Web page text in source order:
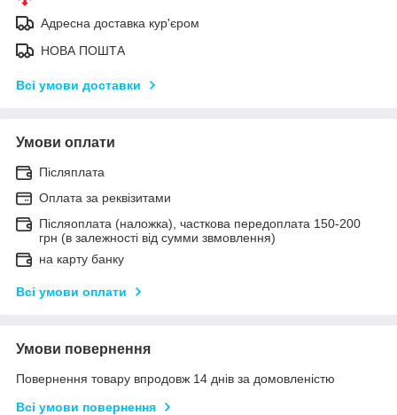
Адресна доставка кур'єром
НОВА ПОШТА
Всі умови доставки
Умови оплати
Післяплата
Оплата за реквізитами
Післяоплата (наложка), часткова передоплата 150-200
грн (в залежності від сумми звмовлення)
на карту банку
Всі умови оплати
Умови повернення
Повернення товару впродовж 14 днів за домовленістю
Всі умови повернення